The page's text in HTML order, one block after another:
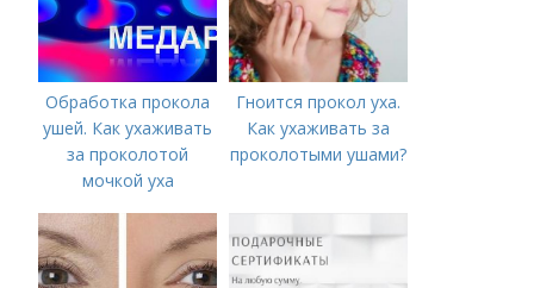
Обработка прокола
ушей. Как ухаживать
за проколотой
мочкой уха
Гноится прокол уха.
Как ухаживать за
проколотыми ушами?